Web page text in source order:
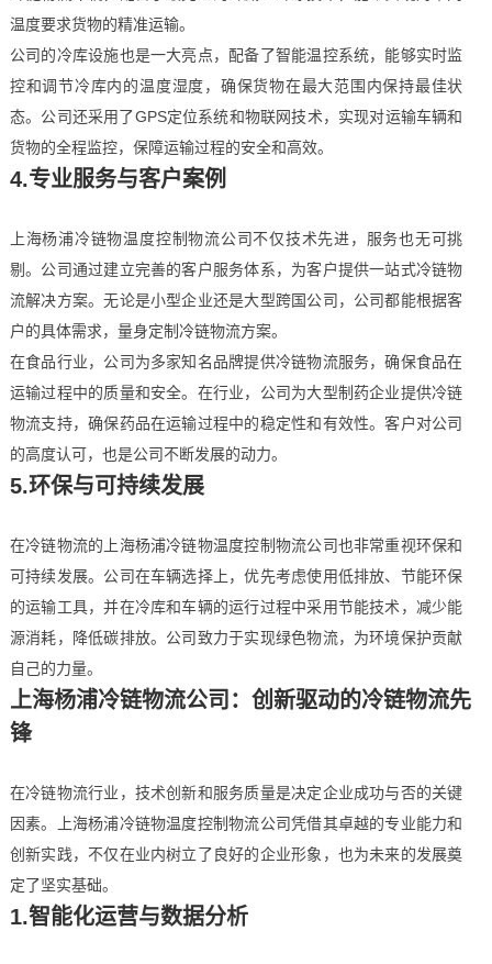
温度要求货物的精准运输。
公司的冷库设施也是一大亮点，配备了智能温控系统，能够实时监
控和调节冷库内的温度湿度，确保货物在最大范围内保持最佳状
态。公司还采用了GPS定位系统和物联网技术，实现对运输车辆和
货物的全程监控，保障运输过程的安全和高效。
4.专业服务与客户案例
上海杨浦冷链物温度控制物流公司不仅技术先进，服务也无可挑
剔。公司通过建立完善的客户服务体系，为客户提供一站式冷链物
流解决方案。无论是小型企业还是大型跨国公司，公司都能根据客
户的具体需求，量身定制冷链物流方案。
在食品行业，公司为多家知名品牌提供冷链物流服务，确保食品在
运输过程中的质量和安全。在行业，公司为大型制药企业提供冷链
物流支持，确保药品在运输过程中的稳定性和有效性。客户对公司
的高度认可，也是公司不断发展的动力。
5.环保与可持续发展
在冷链物流的上海杨浦冷链物温度控制物流公司也非常重视环保和
可持续发展。公司在车辆选择上，优先考虑使用低排放、节能环保
的运输工具，并在冷库和车辆的运行过程中采用节能技术，减少能
源消耗，降低碳排放。公司致力于实现绿色物流，为环境保护贡献
自己的力量。
上海杨浦冷链物流公司：创新驱动的冷链物流先
锋
在冷链物流行业，技术创新和服务质量是决定企业成功与否的关键
因素。上海杨浦冷链物温度控制物流公司凭借其卓越的专业能力和
创新实践，不仅在业内树立了良好的企业形象，也为未来的发展奠
定了坚实基础。
1.智能化运营与数据分析